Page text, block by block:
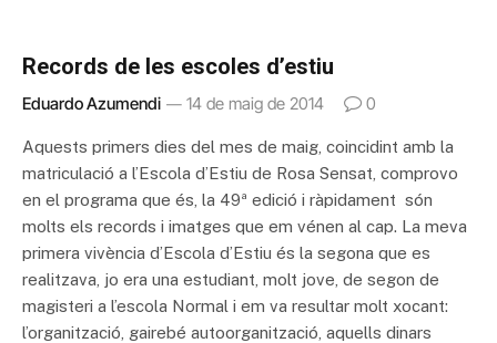
Records de les escoles d’estiu
Eduardo Azumendi 14 de maig de 2014 0
Aquests primers dies del mes de maig, coincidint amb la
matriculació a l’Escola d’Estiu de Rosa Sensat, comprovo
en el programa que és, la 49ª edició i ràpidament són
molts els records i imatges que em vénen al cap. La meva
primera vivència d’Escola d’Estiu és la segona que es
realitzava, jo era una estudiant, molt jove, de segon de
magisteri a l’escola Normal i em va resultar molt xocant:
l’organització, gairebé autoorganització, aquells dinars